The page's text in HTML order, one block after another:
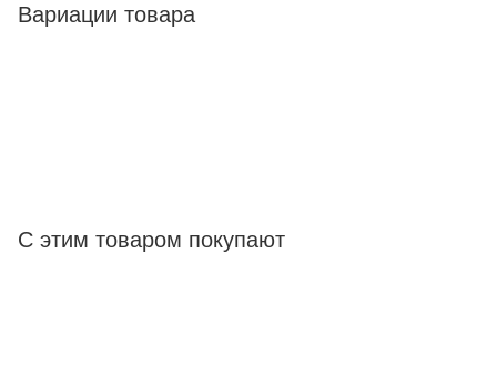
Вариации товара
С этим товаром покупают